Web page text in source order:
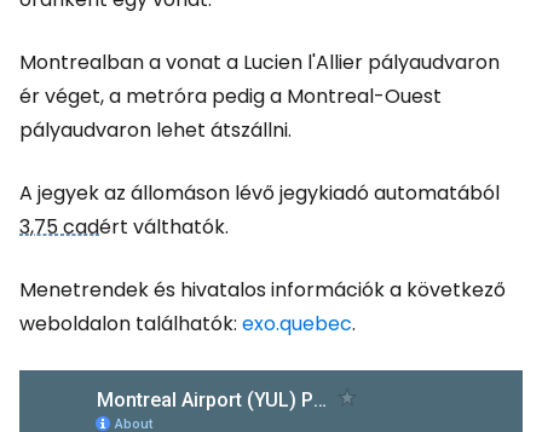
Montrealban a vonat a Lucien l'Allier pályaudvaron
ér véget, a metróra pedig a Montreal-Ouest
pályaudvaron lehet átszállni.
A jegyek az állomáson lévő jegykiadó automatából
3,75 cadért válthatók.
Menetrendek és hivatalos információk a következő
weboldalon találhatók: exo.quebec.